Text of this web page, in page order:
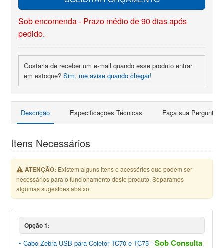
Sob encomenda - Prazo médio de 90 dias após
pedido.
Gostaria de receber um e-mail quando esse produto entrar
em estoque?Sim, me avise quando chegar!
Descrição Especificações Técnicas Faça sua Pergunta
Itens Necessários
ATENÇÃO: Existem alguns itens e acessórios que podem ser
necessários para o funcionamento deste produto. Separamos
algumas sugestões abaixo:
Opção 1:
Cabo Zebra USB para Coletor TC70 e TC75 Sob Consulta